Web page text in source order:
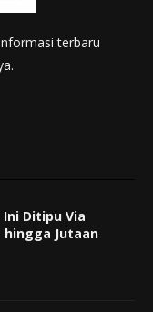
terbaru
Ditipu Via
Jutaan